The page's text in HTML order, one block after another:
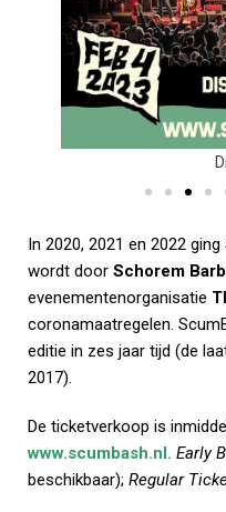
In 2020, 2021 en 2022 ging
wordt door Schorem
evenementenorganisatie
coronamaatregelen.
editie in zes jaar tijd (de
2017).
De ticketverkoop is
www.scumbash.nl. Early
beschikbaar); Regular